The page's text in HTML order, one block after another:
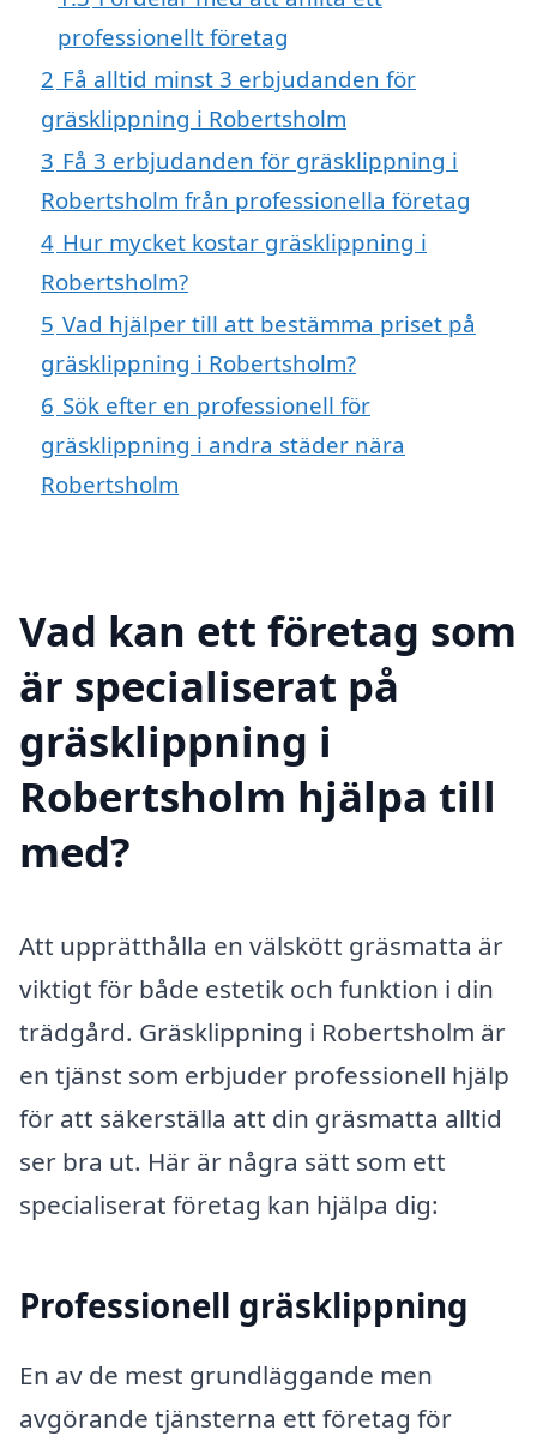
professionellt företag
2 Få alltid minst 3 erbjudanden för
gräsklippning i Robertsholm
3 Få 3 erbjudanden för gräsklippning i
Robertsholm från professionella företag
4 Hur mycket kostar gräsklippning i
Robertsholm?
5 Vad hjälper till att bestämma priset på
gräsklippning i Robertsholm?
6 Sök efter en professionell för
gräsklippning i andra städer nära
Robertsholm
Vad kan ett företag som
är specialiserat på
gräsklippning i
Robertsholm hjälpa till
med?
Att upprätthålla en välskött gräsmatta är
viktigt för både estetik och funktion i din
trädgård. Gräsklippning i Robertsholm är
en tjänst som erbjuder professionell hjälp
för att säkerställa att din gräsmatta alltid
ser bra ut. Här är några sätt som ett
specialiserat företag kan hjälpa dig:
Professionell gräsklippning
En av de mest grundläggande men
avgörande tjänsterna ett företag för